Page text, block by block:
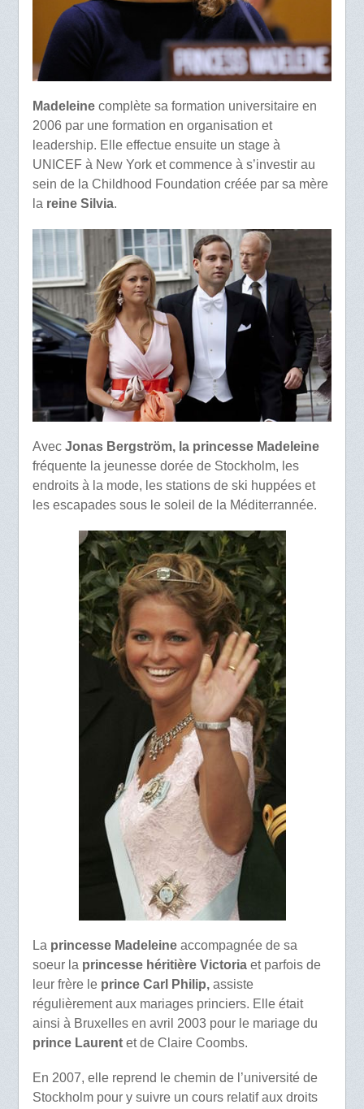
Madeleinecomplète sa formation universitaire en
2006 par une formation en organisation et
leadership. Elle effectue ensuite un stage à
UNICEF à New York et commence à s’investir au
sein de la Childhood Foundation créée par sa mère
la reine Silvia.
Avec Jonas Bergström, la princesse Madeleine
fréquente la jeunesse dorée de Stockholm, les
endroits à la mode, les stations de ski huppées et
les escapades sous le soleil de la Méditerrannée.
La princesse Madeleineaccompagnée de sa
soeur la princesse héritière Victoriaet parfois de
leur frère le prince Carl Philip,assiste
régulièrement aux mariages princiers. Elle était
ainsi à Bruxelles en avril 2003 pour le mariage du
prince Laurentet de Claire Coombs.
En 2007, elle reprend le chemin de l’université de
Stockholm pour y suivre un cours relatif aux droits